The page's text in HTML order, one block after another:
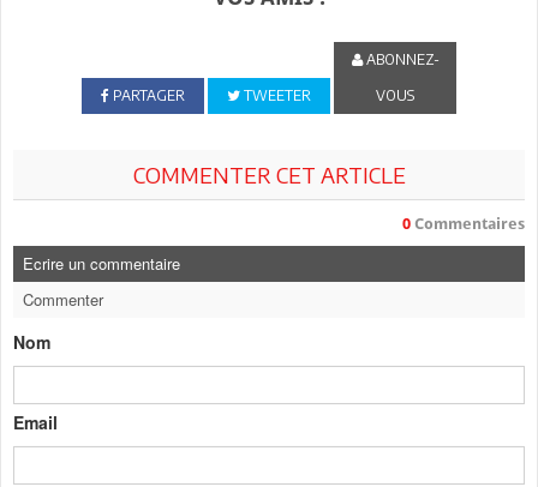
PARTAGER TWEETER
ABONNEZ-
VOUS
COMMENTER CET ARTICLE
0 Commentaires
Ecrire un commentaire
Commenter
Nom
Email